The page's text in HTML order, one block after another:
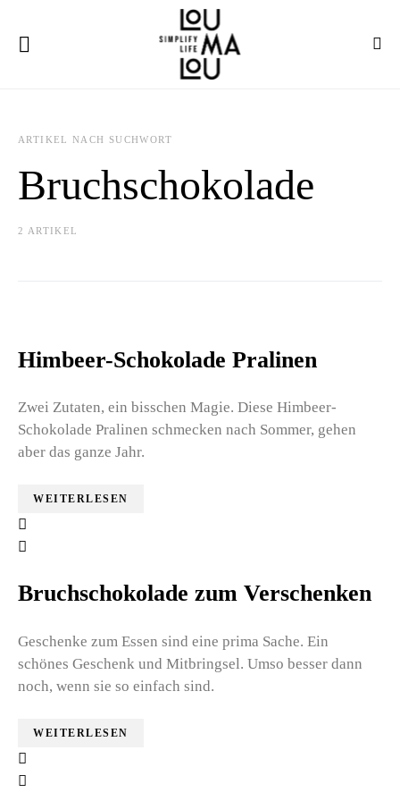
ARTIKEL NACH SUCHWORT
Bruchschokolade
2 ARTIKEL
Himbeer-Schokolade Pralinen
Zwei Zutaten, ein bisschen Magie. Diese Himbeer-
Schokolade Pralinen schmecken nach Sommer, gehen
aber das ganze Jahr.
WEITERLESEN
Bruchschokolade zum Verschenken
Geschenke zum Essen sind eine prima Sache. Ein
schönes Geschenk und Mitbringsel. Umso besser dann
noch, wenn sie so einfach sind.
WEITERLESEN